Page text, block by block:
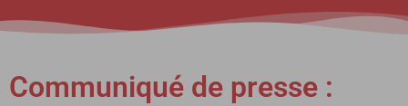
Communiqué de presse :